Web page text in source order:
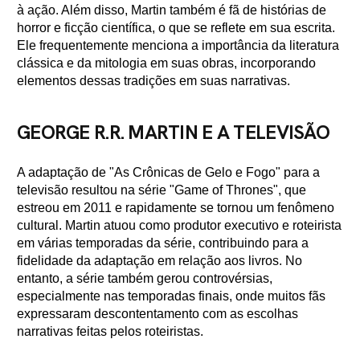
à ação. Além disso, Martin também é fã de histórias de
horror e ficção científica, o que se reflete em sua escrita.
Ele frequentemente menciona a importância da literatura
clássica e da mitologia em suas obras, incorporando
elementos dessas tradições em suas narrativas.
GEORGE R.R. MARTIN E A TELEVISÃO
A adaptação de "As Crônicas de Gelo e Fogo" para a
televisão resultou na série "Game of Thrones", que
estreou em 2011 e rapidamente se tornou um fenômeno
cultural. Martin atuou como produtor executivo e roteirista
em várias temporadas da série, contribuindo para a
fidelidade da adaptação em relação aos livros. No
entanto, a série também gerou controvérsias,
especialmente nas temporadas finais, onde muitos fãs
expressaram descontentamento com as escolhas
narrativas feitas pelos roteiristas.